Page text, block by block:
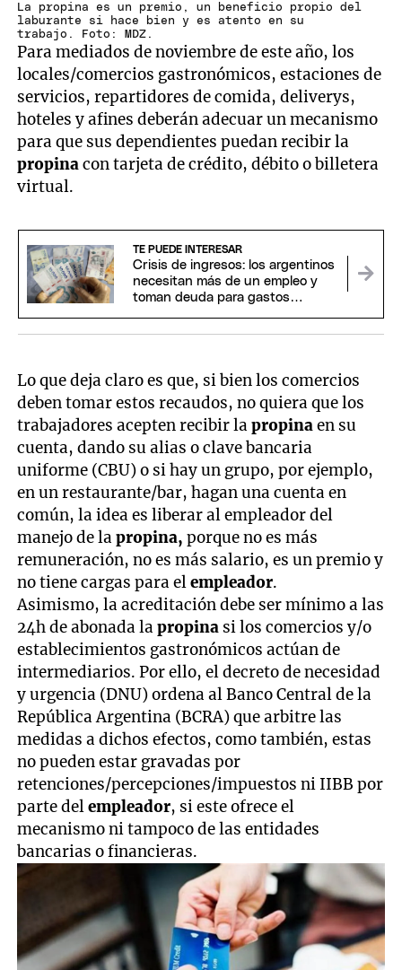
La propina es un premio, un beneficio propio del
laburante si hace bien y es atento en su
trabajo. Foto: MDZ.
Para mediados de noviembre de este año, los
locales/comercios gastronómicos, estaciones de
servicios, repartidores de comida, deliverys,
hoteles y afines deberán adecuar un mecanismo
para que sus dependientes puedan recibir la
propinacon tarjeta de crédito, débito o billetera
virtual.
TE PUEDE INTERESAR
Crisis de ingresos: los argentinos
necesitan más de un empleo y
toman deuda para gastos
Lo que deja claro es que, si bien los comercios
deben tomar estos recaudos, no quiera que los
trabajadores acepten recibir lapropinaen su
cuenta, dando su alias o clave bancaria
uniforme (CBU) o si hay un grupo, por ejemplo,
en un restaurante/bar, hagan una cuenta en
común, la idea es liberar al empleador del
manejo de lapropina,porque no es más
remuneración, no es más salario, es un premio y
no tiene cargas para elempleador.
Asimismo, la acreditación debe ser mínimo a las
24h de abonada lapropina si los comercios y/o
establecimientos gastronómicos actúan de
intermediarios. Por ello, eldecreto de necesidad
y urgencia (DNU) ordena al Banco Central de la
República Argentina (BCRA) que arbitre las
medidas a dichos efectos, como también, estas
no pueden estar gravadas por
retenciones/percepciones/impuestos ni IIBB por
parte delempleador, si este ofrece el
mecanismo ni tampoco de las entidades
bancarias o financieras.